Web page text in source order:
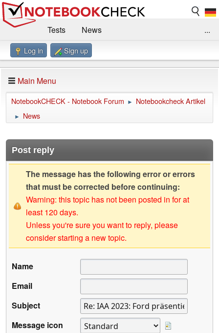
Tests
News
Benchmarks / Technik
Forum
Impressum
...
Log in Sign up
Main Menu
NotebookCHECK - Notebook Forum ► Notebookcheck Artikel
► News
Post reply
The message has the following error or errors
that must be corrected before continuing:
Warning: this topic has not been posted in for at
least 120 days.
Unless you're sure you want to reply, please
consider starting a new topic.
Name
Email
Subject
Message icon